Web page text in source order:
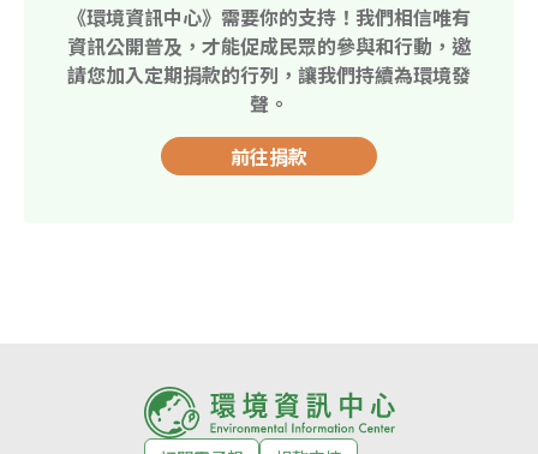
《環境資訊中心》需要你的支持！我們相信唯有
資訊公開普及，才能促成民眾的參與和行動，邀
請您加入定期捐款的行列，讓我們持續為環境發
聲。
前往捐款